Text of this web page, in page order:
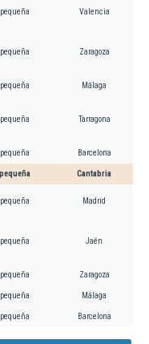
pequeña Valencia
pequeña Zaragoza
pequeña Málaga
pequeña Tarragona
pequeña Barcelona
pequeña Cantabria
pequeña Madrid
pequeña Jaén
pequeña Zaragoza
pequeña Málaga
pequeña Barcelona